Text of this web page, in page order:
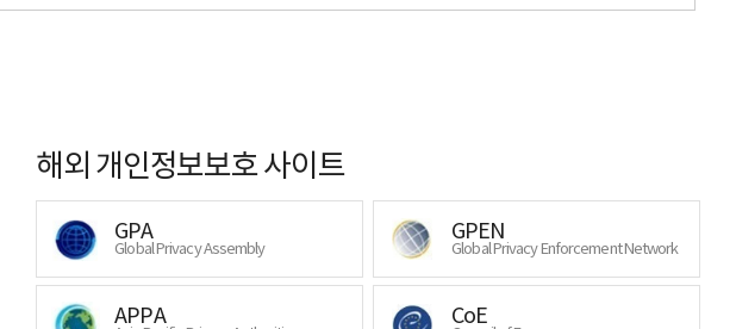
해외 개인정보보호 사이트
GPA
Global Privacy Assembly
GPEN
Global Privacy Enforcement Network
APPA CoE